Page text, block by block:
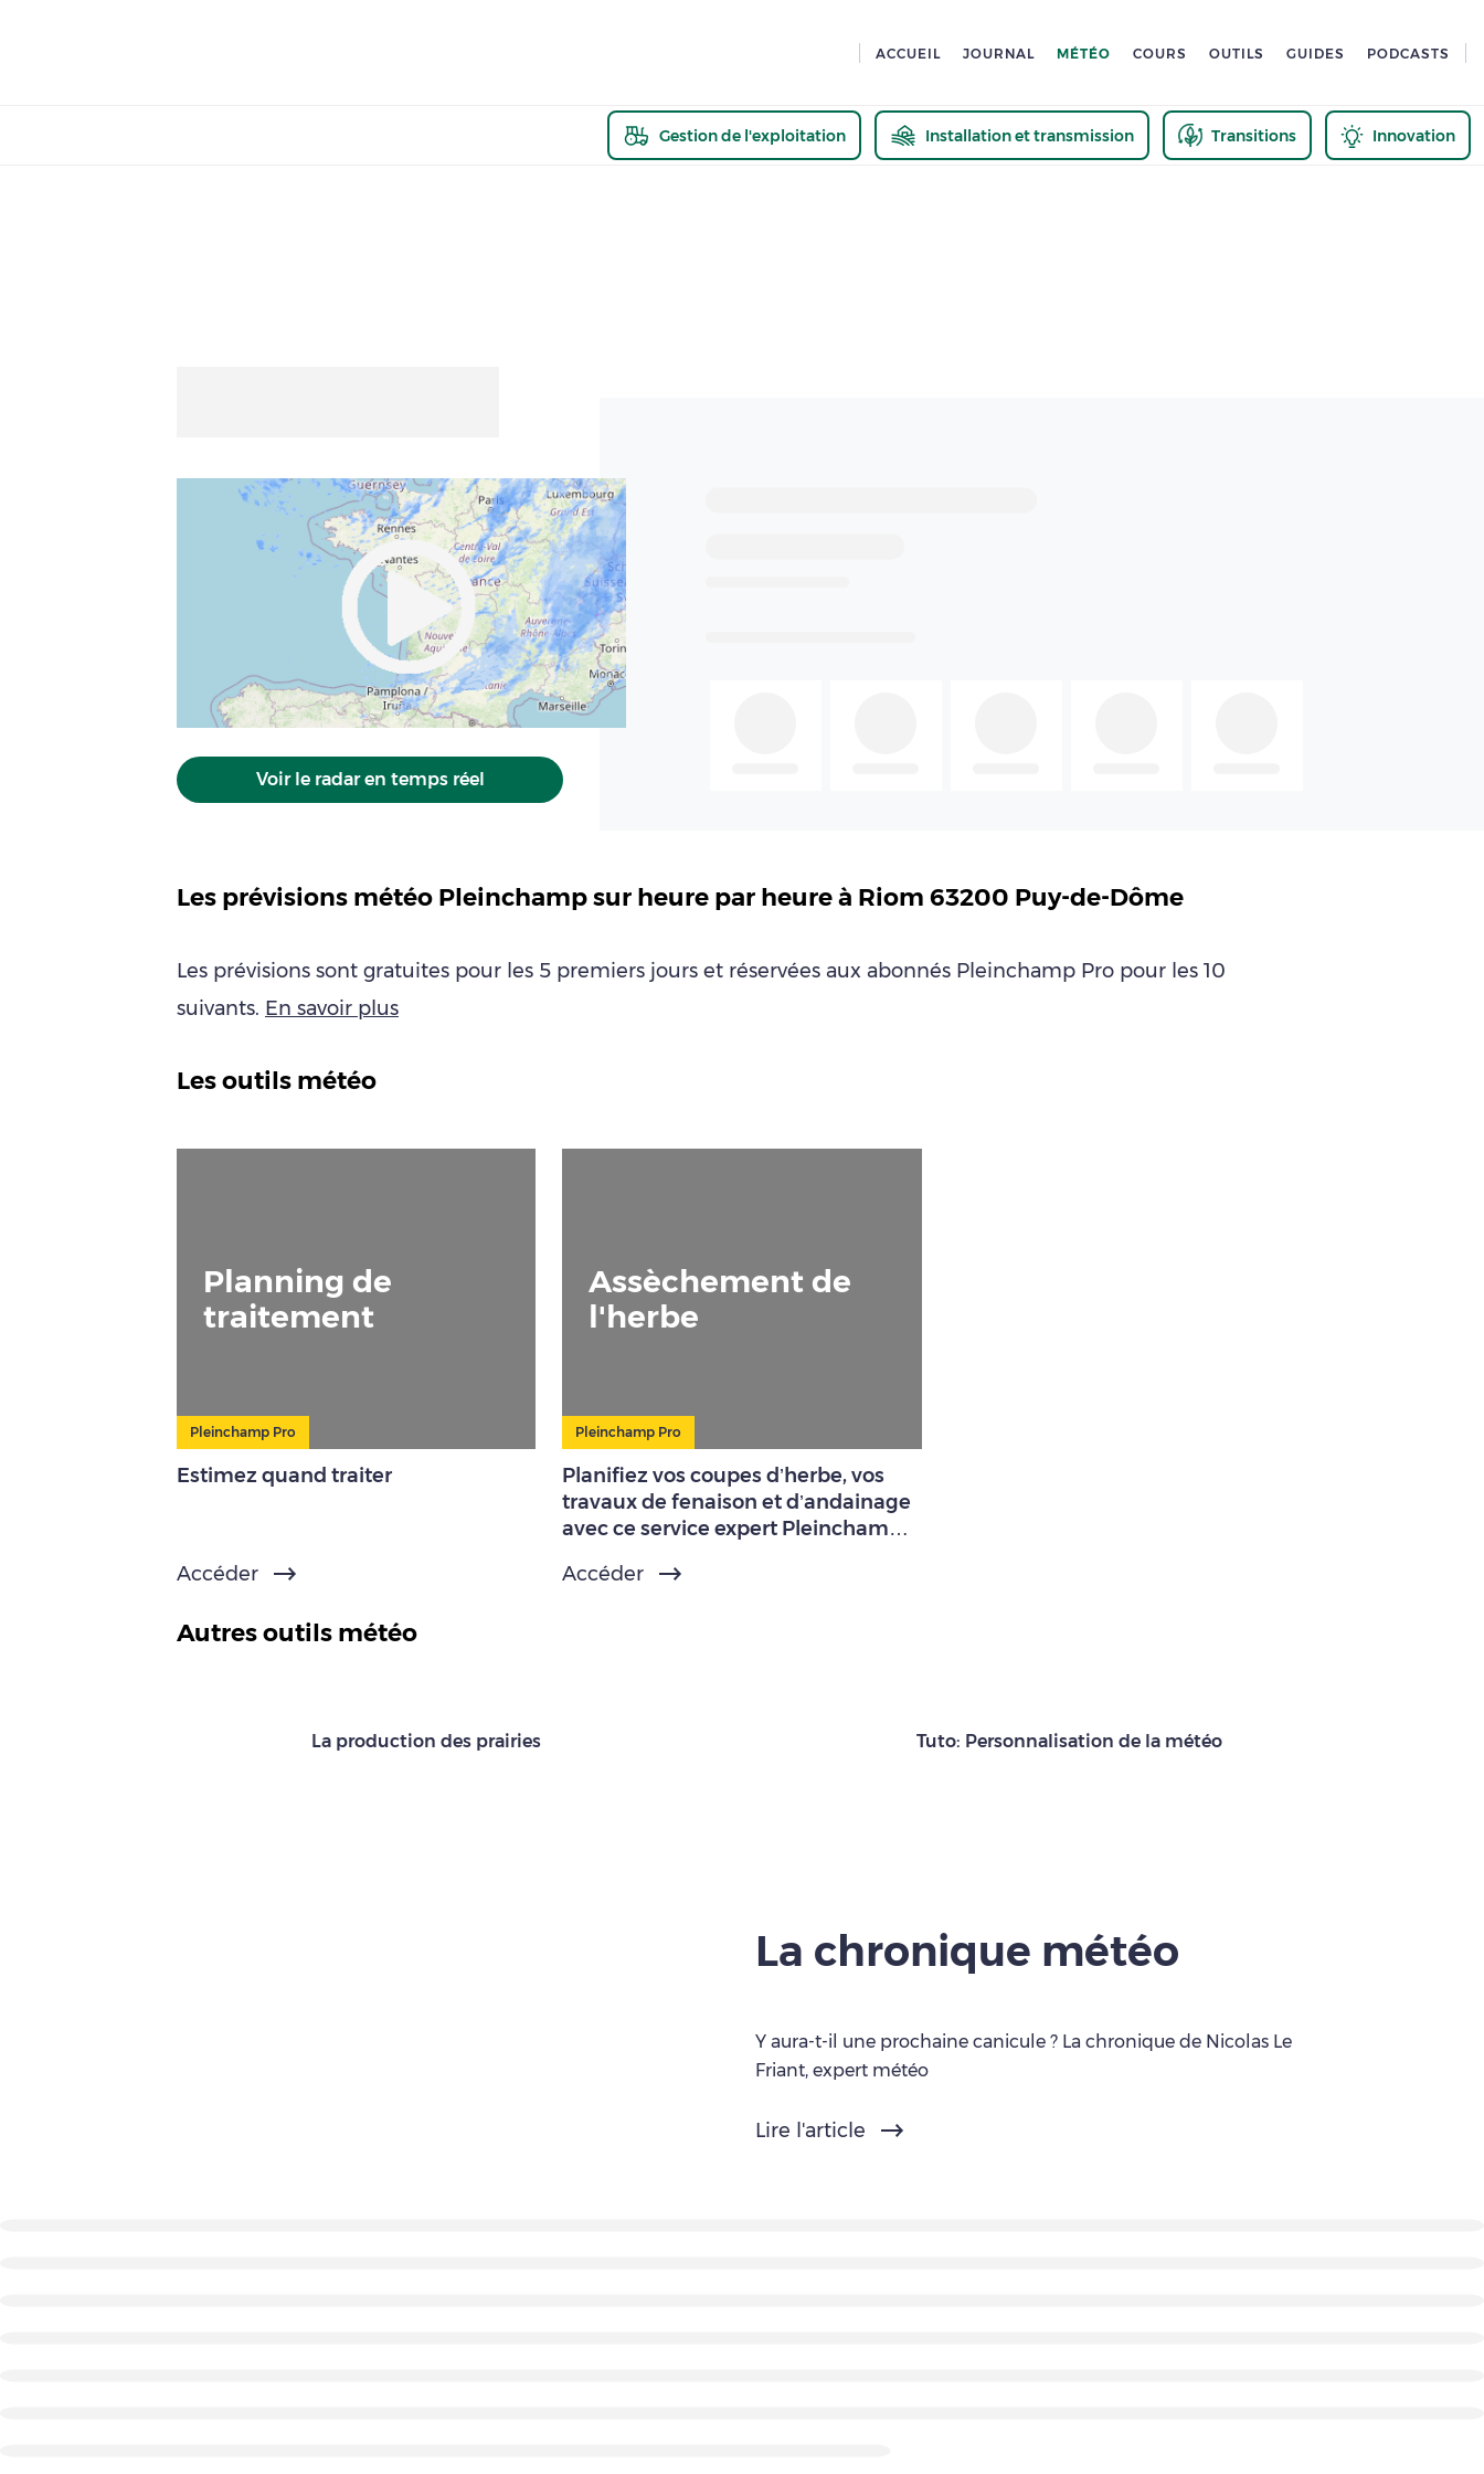
ACCUEIL JOURNAL MÉTÉO COURS OUTILS GUIDES PODCASTS
Gestion de l'exploitation Installation et transmission Transitions Innovation
Voir le radar en temps réel
Les prévisions météo Pleinchamp sur heure par heure à Riom 63200 Puy-de-Dôme
Les prévisions sont gratuites pour les 5 premiers jours et réservées aux abonnés Pleinchamp Pro pour les 10
suivants. En savoir plus
Les outils météo
Planning de
traitement
Pleinchamp Pro
Estimez quand traiter
Accéder
Assèchement de
l'herbe
Pleinchamp Pro
Planifiez vos coupes d’herbe, vos
travaux de fenaison et d’andainage
avec ce service expert Pleinchamp
Accéder
Autres outils météo
La production des prairies Tuto: Personnalisation de la météo
La chronique météo
Y aura-t-il une prochaine canicule ? La chronique de Nicolas Le
Friant, expert météo
Lire l'article